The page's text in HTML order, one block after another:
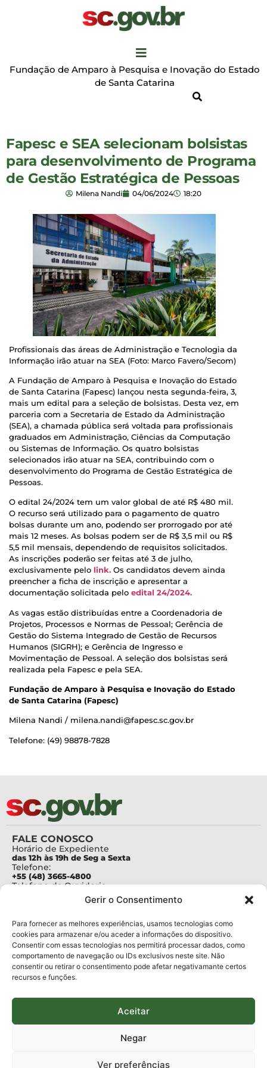
Gerir o Consentimento
Para fornecer as melhores experiências, usamos tecnologias como
cookies para armazenar e/ou aceder a informações do dispositivo.
Consentir com essas tecnologias nos permitirá processar dados, como
comportamento de navegação ou IDs exclusivos neste site. Não
consentir ou retirar o consentimento pode afetar negativamante certos
recursos e funções.
Aceitar
Negar
Ver preferências
Fundação de Amparo à Pesquisa e Inovação do Estado
de Santa Catarina
Fapesc e SEA selecionam bolsistas
para desenvolvimento de Programa
de Gestão Estratégica de Pessoas
Milena Nandi 04/06/2024 18:20
Profissionais das áreas de Administração e Tecnologia da
Informação irão atuar na SEA (Foto: Marco Favero/Secom)
A Fundação de Amparo à Pesquisa e Inovação do Estado
de Santa Catarina (Fapesc) lançou nesta segunda-feira, 3,
mais um edital para a seleção de bolsistas. Desta vez, em
parceria com a Secretaria de Estado da Administração
(SEA), a chamada pública será voltada para profissionais
graduados em Administração, Ciências da Computação
ou Sistemas de Informação. Os quatro bolsistas
selecionados irão atuar na SEA, contribuindo com o
desenvolvimento do Programa de Gestão Estratégica de
Pessoas.
O edital 24/2024 tem um valor global de até R$ 480 mil.
O recurso será utilizado para o pagamento de quatro
bolsas durante um ano, podendo ser prorrogado por até
mais 12 meses. As bolsas podem ser de R$ 3,5 mil ou R$
5,5 mil mensais, dependendo de requisitos solicitados.
As inscrições poderão ser feitas até 3 de julho,
exclusivamente pelo link. Os candidatos devem ainda
preencher a ficha de inscrição e apresentar a
documentação solicitada pelo edital 24/2024.
As vagas estão distribuídas entre a Coordenadoria de
Projetos, Processos e Normas de Pessoal; Gerência de
Gestão do Sistema Integrado de Gestão de Recursos
Humanos (SIGRH); e Gerência de Ingresso e
Movimentação de Pessoal. A seleção dos bolsistas será
realizada pela Fapesc e pela SEA.
Fundação de Amparo à Pesquisa e Inovação do Estado
de Santa Catarina (Fapesc)
Milena Nandi / milena.nandi@fapesc.sc.gov.br
Telefone: (49) 98878-7828
FALE CONOSCO
Horário de Expediente
das 12h às 19h de Seg a Sexta
Telefone:
+55 (48) 3665-4800
Telefone da Ouvidoria
Para assuntos relacionados à Pesquisa
pesquisa@fapesc.sc.gov.br
Para assuntos relacionados à Inovação
inovacao@fapesc.sc.gov.br
Para assuntos relacionados à Bolsas
bolsas@fapesc.sc.gov.br
Para assuntos relacionados à Prestação de Contas
Para assuntos relacionados à Plataforma
plataforma@fapesc.sc.gov.br
Jair Artur da Silva dpo@fapesc.sc.gov.br 3665-4831
km 01, Módulo 12A, Edifício Fapesc / Celta, 5° andar